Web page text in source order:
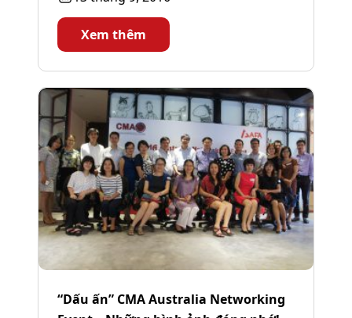
Xem thêm
“Dấu ấn” CMA Australia Networking